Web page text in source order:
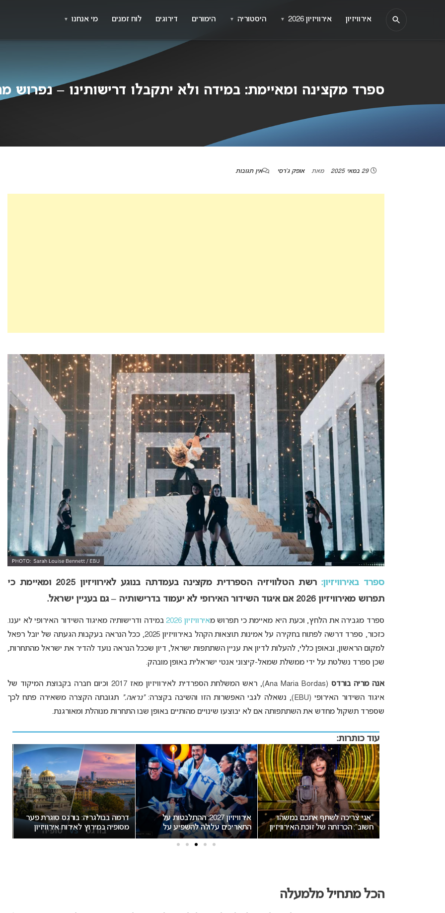
ספרד מקצינה ומאיימת: במידה ולא יתקבלו דרישותינו – נפרוש
29 במאי 2025 מאת אופק ג'רסי אין תגובות
ספרד באירוויזיון:
רשת הטלוויזיה הספרדית מקצינה בעמדתה בנוגע לאירוויזיון 2025 ומאיימת כי
תפרוש מאירוויזיון 2026 אם איגוד השידור האירופי לא יעמוד בדרישותיה – גם בעניין ישראל.
ספרד מגבירה את הלחץ, וכעת היא מאיימת כי תפרוש מאירוויזיון 2026
במידה ודרישותיה מאיגוד השידור האירופי לא יענו.
כזכור, ספרד דרשה לפתוח בחקירה על אמינות תוצאות הקהל באירוויזיון 2025, ככל הנראה בעקבות הגעתה של יובל רפאל
למקום הראשון, ובאופן כללי, להעלות לדיון את עניין השתתפות ישראל, דיון שככל הנראה נועד להדיר את ישראל מהתחרות,
שכן ספרד נשלטת על ידי ממשלת שמאל-קיצוני אנטי ישראלית באופן מובהק.
אנה מריה בורדס
(Ana Maria Bordas), ראש המשלחת הספרדית לאירוויזיון מאז 2017 וכיום חברה בקבוצת המיקוד של
איגוד השידור האירופי (EBU), נשאלה לגבי האפשרות הזו והשיבה בקצרה:
“נראה.” תגובתה הקצרה משאירה פתח לכך
שספרד תשקול מחדש את השתתפותה אם לא יבוצעו שינויים מהותיים באופן שבו התחרות מנוהלת ומאורגנת.
עוד כותרות:
“אני צריכה לשתף אתכם במשהו
חשוב”: הכרזתה של זוכת האירוויזיון
מסעירה את הרשת
אירוויזיון 2027: ההתלבטות על
התאריכים עלולה להשפיע על
ישראל
דרמה בבולגריה: בורגס סוגרת פער
מסופיה במירוץ לאירוח אירוויזיון
2027
הכל מתחיל מלמעלה
אירוויזיון אירוויזיון 2026 ▼ היסטוריה ▼ הימורים דירוגים לוח זמנים מי אנחנו ▼